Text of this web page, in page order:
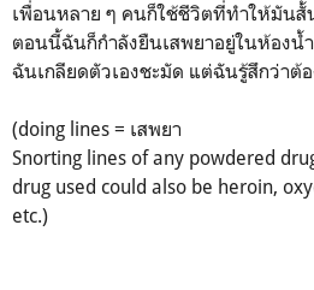
เพื่อนหลาย ๆ คนก็ใช้ชีวิตที่ทำให้มันสั้
ตอนนี้ฉันก็กำลังยืนเสพยาอยู่ในห้องน้ำ
ฉันเกลียดตัวเองชะมัด แต่ฉันรู้สึกว่าต้
(doing lines = เสพยา
Snorting lines of any powdered
drug used could also be heroin,
etc.)